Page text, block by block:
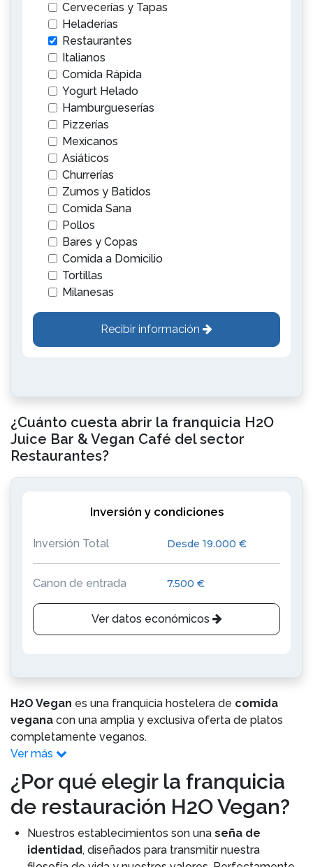
Cervecerías y Tapas
Heladerías
Restaurantes
Italianos
Comida Rápida
Yogurt Helado
Hamburgueserías
Pizzerías
Mexicanos
Asiáticos
Churrerías
Zumos y Batidos
Comida Sana
Pollos
Bares y Copas
Comida a Domicilio
Tortillas
Milanesas
Recibir información
¿Cuánto cuesta abrir la franquicia H2O
Juice Bar & Vegan Café del sector
Restaurantes?
Inversión y condiciones
Inversión Total Desde 19.000 €
Canon de entrada 7.500 €
Ver datos económicos
H2O Vegan es una franquicia hostelera de comida
vegana con una amplia y exclusiva oferta de platos
completamente veganos.
Ver más
¿Por qué elegir la franquicia
de restauración H2O Vegan?
Nuestros establecimientos son una seña de
identidad, diseñados para transmitir nuestra